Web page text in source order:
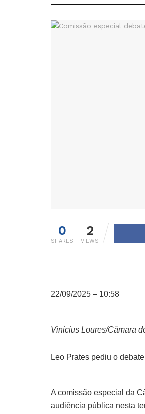
0
SHARES
2
VIEWS
22/09/2025 – 10:58
Vinicius Loures/Câmara
Leo Prates pediu o debate
A comissão especial da
audiência pública nesta